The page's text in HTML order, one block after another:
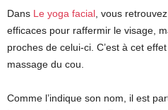
Dans Le yoga facial, vous
efficaces pour raffermir le visage,
proches de celui-ci. C’est à cet
massage du cou.
Comme l’indique son nom, il est